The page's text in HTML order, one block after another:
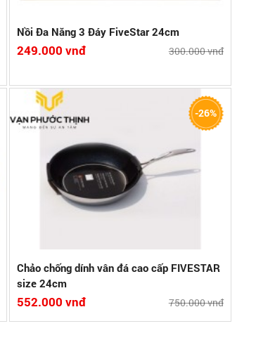
Nồi Đa Năng 3 Đáy FiveStar 24cm
300.000 vnđ
249.000 vnđ
Chảo chống dính vân đá cao cấp FIVESTAR
size 24cm
750.000 vnđ
552.000 vnđ
-26%